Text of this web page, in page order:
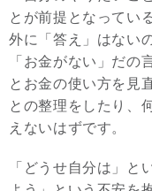
とが前提となってい
外に「答え」はない
「お金がない」だの
とお金の使い方を見
との整理をしたり、
えないはずです。
「どうせ自分は」と